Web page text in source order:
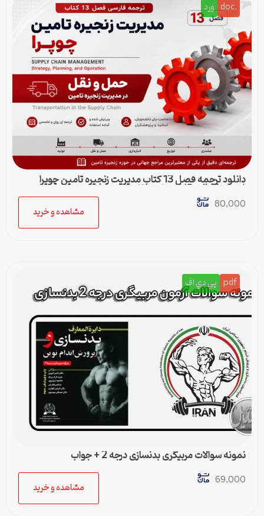
.doc ورد
دانلود ترجمه فصل 13 کتاب مدیریت زنجیره تامین چوپرا
(Sunil Chopra) | حمل و نقل در زنجیره تامین
80,000
مشاهده و خرید
pdf پي دي اف
نمونه سوالات مربیگری بدنسازی درجه 2 + جواب
69,000
مشاهده و خرید